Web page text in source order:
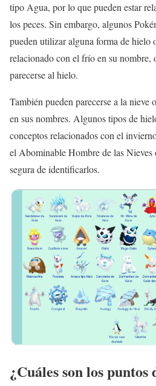
tipo Agua, por lo que pueden estar
los peces. Sin embargo, algunos
pueden utilizar alguna forma de hielo
relacionado con el frío en su nombre,
parecerse al hielo.
También pueden parecerse a la nieve
en sus nombres. Algunos tipos de
conceptos relacionados con el
el Abominable Hombre de las Nieves
segura de identificarlos.
¿Cuáles son los puntos